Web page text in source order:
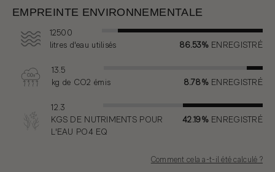
EMPREINTE ENVIRONNEMENTALE
12500
litres d'eau utilisés 86.53% ENREGISTRÉ
13.5
kg de CO2 émis 8.78% ENREGISTRÉ
12.3
KGS DE NUTRIMENTS POUR
L'EAU PO4 EQ
42.19% ENREGISTRÉ
Comment cela a-t-il été calculé ?